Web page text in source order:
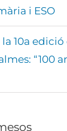
i ESO
10a edició
“100